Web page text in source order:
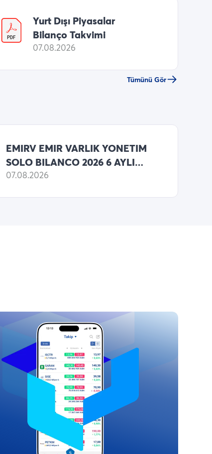
Yurt Dışı Piyasalar
Bilanço Takvimi
07.08.2026
Tümünü Gör
EMIRV EMIR VARLIK YONETIM
SOLO BILANCO 2026 6 AYLIK
NET KARI 262,589,000 TL
07.08.2026